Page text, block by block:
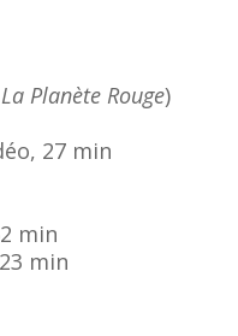
La Planète Rouge)
27 min
min
min